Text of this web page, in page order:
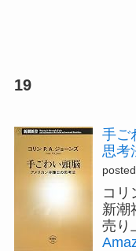
19
手ご
思考
コリ
新潮
売り